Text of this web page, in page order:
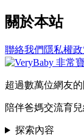
關於本站
聯絡我們 隱私權
超過數萬位網友
陪伴爸媽交流育
探索內容